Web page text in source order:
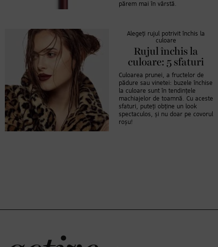
părem mai în vârstă.
Alegeți rujul potrivit închis la
culoare
Rujul închis la
culoare: 5 sfaturi
Culoarea prunei, a fructelor de
pădure sau vinetei: buzele închise
la culoare sunt în tendințele
machiajelor de toamnă. Cu aceste
sfaturi, puteți obține un look
spectaculos, și nu doar pe covorul
roșu!